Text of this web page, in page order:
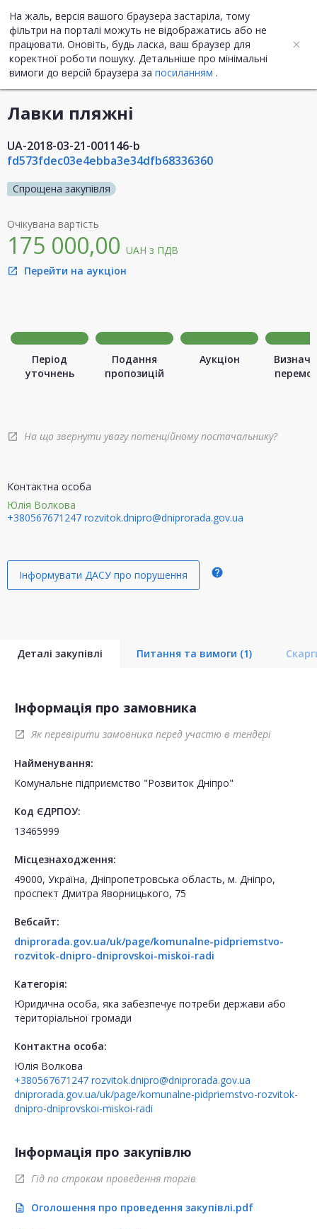
На жаль, версія вашого браузера застаріла, тому
фільтри на порталі можуть не відображатись або не
працювати. Оновіть, будь ласка, ваш браузер для
коректної роботи пошуку. Детальніше про мінімальні
вимоги до версій браузера за посиланням .
UA ENG
Інформація про закупівлю
Лавки пляжні
UA-2018-03-21-001146-b
fd573fdec03e4ebba3e34dfb68336360
Спрощена закупівля
Очікувана вартість
175 000,00 UAH з ПДВ
open_in_new Перейти на аукціон
Період
уточнень
Подання
пропозицій
Аукціон
open_in_new На що звернути увагу потенційному постачальнику?
Контактна особа
Юлія Волкова
+380567671247 rozvitok.dnipro@dniprorada.gov.ua
Інформувати ДАСУ про порушення help
Деталі закупівлі Питання та вимоги (1)
Інформація про замовника
open_in_new Як перевірити замовника перед участю в тендері
Найменування:
Комунальне підприємство "Розвиток Дніпро"
Код ЄДРПОУ:
13465999
Місцезнаходження:
49000, Україна, Дніпропетровська область, м. Дніпро,
проспект Дмитра Яворницького, 75
Вебсайт:
dniprorada.gov.ua/uk/page/komunalne-pidpriemstvo-
rozvitok-dnipro-dniprovskoi-miskoi-radi
Категорія:
Юридична особа, яка забезпечує потреби держави або
територіальної громади
Контактна особа:
Юлія Волкова
+380567671247 rozvitok.dnipro@dniprorada.gov.ua
dniprorada.gov.ua/uk/page/komunalne-pidpriemstvo-rozvitok-
dnipro-dniprovskoi-miskoi-radi
Інформація про закупівлю
open_in_new Гід по строкам проведення торгів
description Оголошення про проведення закупівлі.pdf